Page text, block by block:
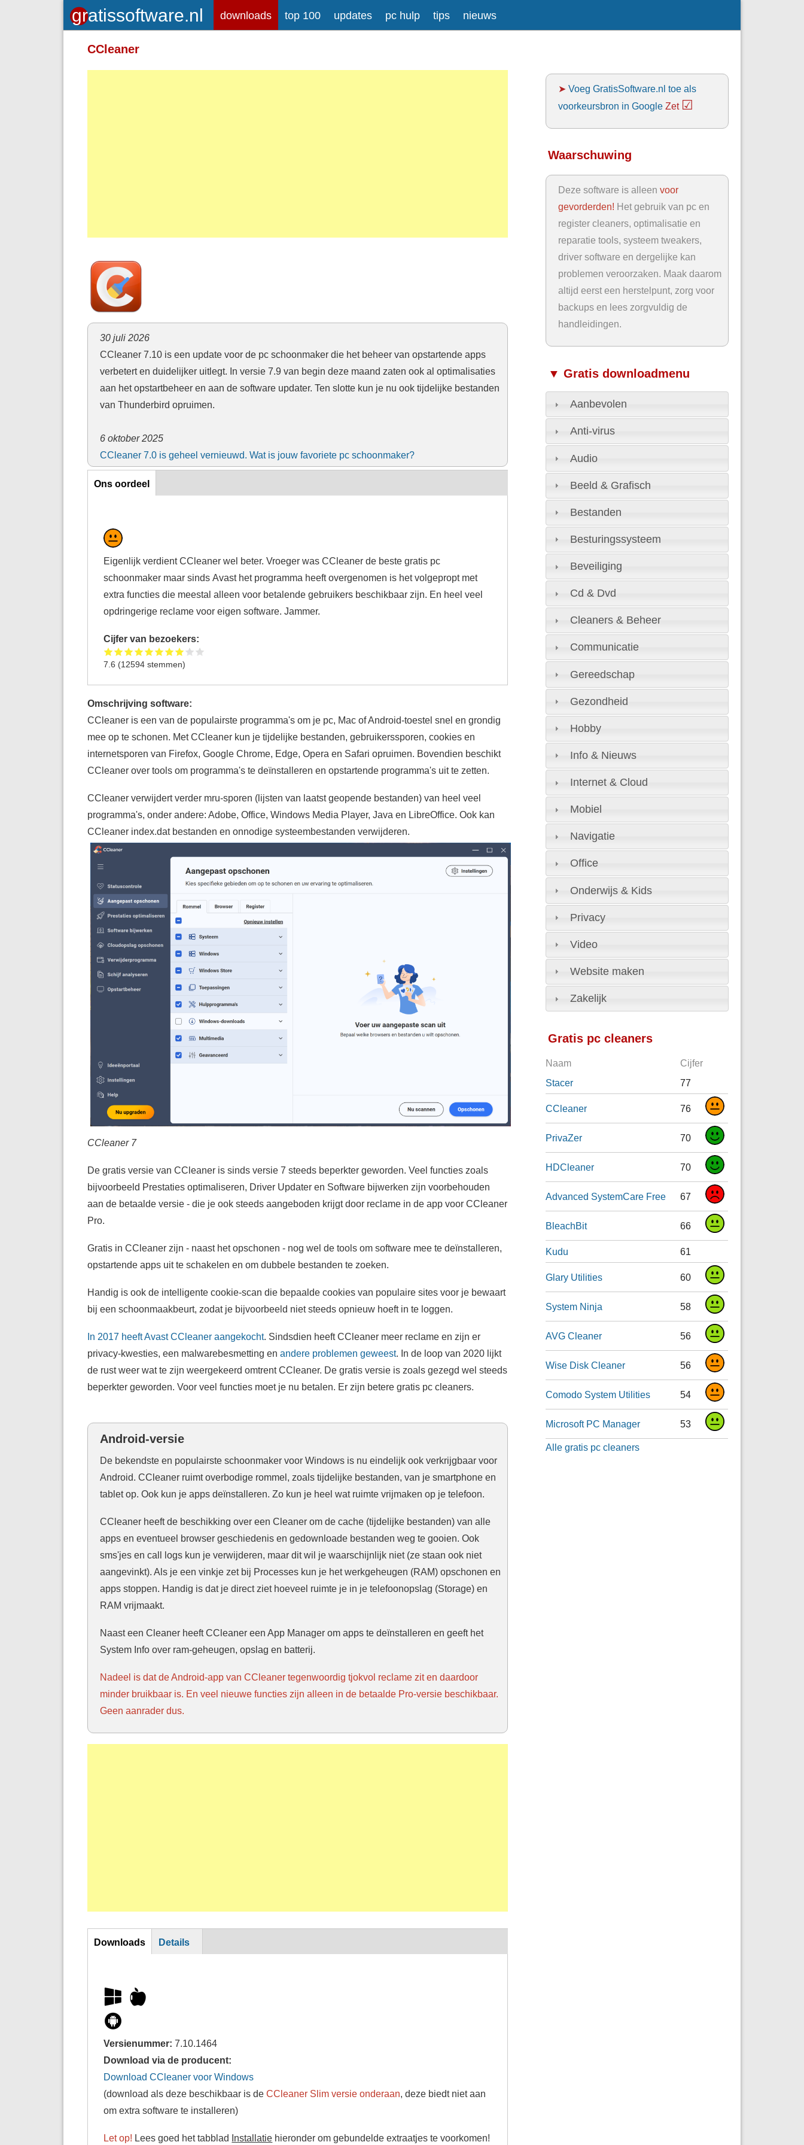
downloads top 100 updates pc hulp tips nieuws
CCleaner
30 juli 2026
CCleaner 7.10 is een update voor de pc schoonmaker die het beheer van opstartende apps
verbetert en duidelijker uitlegt. In versie 7.9 van begin deze maand zaten ook al optimalisaties
aan het opstartbeheer en aan de software updater. Ten slotte kun je nu ook tijdelijke bestanden
van Thunderbird opruimen.
6 oktober 2025
CCleaner 7.0 is geheel vernieuwd. Wat is jouw favoriete pc schoonmaker?
Ons oordeel
Ons oordeel
Eigenlijk verdient CCleaner wel beter. Vroeger was CCleaner de beste gratis pc
schoonmaker maar sinds Avast het programma heeft overgenomen is het volgepropt met
extra functies die meestal alleen voor betalende gebruikers beschikbaar zijn. En heel veel
opdringerige reclame voor eigen software. Jammer.
Cijfer van bezoekers:
7.6 (12594 stemmen)
Omschrijving software:
CCleaner is een van de populairste programma's om je pc, Mac of Android-toestel snel en grondig
mee op te schonen. Met CCleaner kun je tijdelijke bestanden, gebruikerssporen, cookies en
internetsporen van Firefox, Google Chrome, Edge, Opera en Safari opruimen. Bovendien beschikt
CCleaner over tools om programma's te deïnstalleren en opstartende programma's uit te zetten.
CCleaner verwijdert verder mru-sporen (lijsten van laatst geopende bestanden) van heel veel
programma's, onder andere: Adobe, Office, Windows Media Player, Java en LibreOffice. Ook kan
CCleaner index.dat bestanden en onnodige systeembestanden verwijderen.
CCleaner 7
De gratis versie van CCleaner is sinds versie 7 steeds beperkter geworden. Veel functies zoals
bijvoorbeeld Prestaties optimaliseren, Driver Updater en Software bijwerken zijn voorbehouden
aan de betaalde versie - die je ook steeds aangeboden krijgt door reclame in de app voor CCleaner
Pro.
Gratis in CCleaner zijn - naast het opschonen - nog wel de tools om software mee te deïnstalleren,
opstartende apps uit te schakelen en om dubbele bestanden te zoeken.
Handig is ook de intelligente cookie-scan die bepaalde cookies van populaire sites voor je bewaart
bij een schoonmaakbeurt, zodat je bijvoorbeeld niet steeds opnieuw hoeft in te loggen.
In 2017 heeft Avast CCleaner aangekocht. Sindsdien heeft CCleaner meer reclame en zijn er
privacy-kwesties, een malwarebesmetting en andere problemen geweest. In de loop van 2020 lijkt
de rust weer wat te zijn weergekeerd omtrent CCleaner. De gratis versie is zoals gezegd wel steeds
beperkter geworden. Voor veel functies moet je nu betalen. Er zijn betere gratis pc cleaners.
Android-versie
De bekendste en populairste schoonmaker voor Windows is nu eindelijk ook verkrijgbaar voor
Android. CCleaner ruimt overbodige rommel, zoals tijdelijke bestanden, van je smartphone en
tablet op. Ook kun je apps deïnstalleren. Zo kun je heel wat ruimte vrijmaken op je telefoon.
CCleaner heeft de beschikking over een Cleaner om de cache (tijdelijke bestanden) van alle
apps en eventueel browser geschiedenis en gedownloade bestanden weg te gooien. Ook
sms'jes en call logs kun je verwijderen, maar dit wil je waarschijnlijk niet (ze staan ook niet
aangevinkt). Als je een vinkje zet bij Processes kun je het werkgeheugen (RAM) opschonen en
apps stoppen. Handig is dat je direct ziet hoeveel ruimte je in je telefoonopslag (Storage) en
RAM vrijmaakt.
Naast een Cleaner heeft CCleaner een App Manager om apps te deïnstalleren en geeft het
System Info over ram-geheugen, opslag en batterij.
Nadeel is dat de Android-app van CCleaner tegenwoordig tjokvol reclame zit en daardoor
minder bruikbaar is. En veel nieuwe functies zijn alleen in de betaalde Pro-versie beschikbaar.
Geen aanrader dus.
DL
Downloads Details
Versienummer:7.10.1464
Download via de producent:
Download CCleaner voor Windows
(download als deze beschikbaar is deCCleaner Slim versie onderaan, deze biedt niet aan
om extra software te installeren)
Let op! Lees goed het tabblad Installatie hieronder om gebundelde extraatjes te voorkomen!
Meer informatie over tekstopmaak
Toegelaten HTML-tags: <em> <strong>
<br> <p>
Adressen van webpagina's en e-mailadressen worden automatisch naar links omgezet.
➤Voeg GratisSoftware.nl toe als
voorkeursbron in Google Zet ☑
Waarschuwing
Deze software is alleenvoor
gevorderden! Het gebruik van pc en
register cleaners, optimalisatie en
reparatie tools, systeem tweakers,
driver software en dergelijke kan
problemen veroorzaken. Maak daarom
altijd eerst een herstelpunt, zorg voor
backups en lees zorgvuldig de
handleidingen.
▼ Gratis downloadmenu
Aanbevolen
Anti-virus
Audio
Beeld & Grafisch
Bestanden
Besturingssysteem
Beveiliging
Cd & Dvd
Cleaners & Beheer
Communicatie
Gereedschap
Gezondheid
Hobby
Info & Nieuws
Internet & Cloud
Mobiel
Navigatie
Office
Onderwijs & Kids
Privacy
Video
Website maken
Zakelijk
Gratis pc cleaners
Naam Cijfer
Stacer 77
CCleaner 76
PrivaZer 70
HDCleaner 70
Advanced SystemCare Free 67
BleachBit 66
Kudu 61
Glary Utilities 60
System Ninja 58
AVG Cleaner 56
Wise Disk Cleaner 56
Comodo System Utilities 54
Microsoft PC Manager 53
Alle gratis pc cleaners